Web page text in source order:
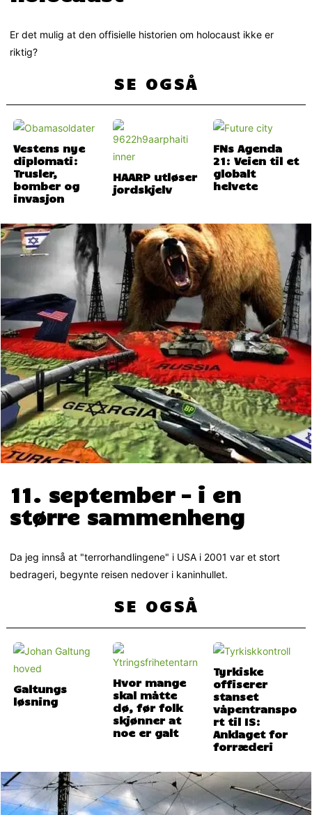
Er det mulig at den offisielle historien om holocaust ikke er
riktig?
SE OGSÅ
Vestens nye
diplomati:
Trusler,
bomber og
invasjon
HAARP utløser
jordskjelv
FNs Agenda
21: Veien til et
globalt
helvete
11. september – i en
større sammenheng
Da jeg innså at "terrorhandlingene" i USA i 2001 var et stort
bedrageri, begynte reisen nedover i kaninhullet.
SE OGSÅ
Galtungs
løsning
Hvor mange
skal måtte
dø, før folk
skjønner at
noe er galt
Tyrkiske
offiserer
stanset
våpentranspo
rt til IS:
Anklaget for
forræderi